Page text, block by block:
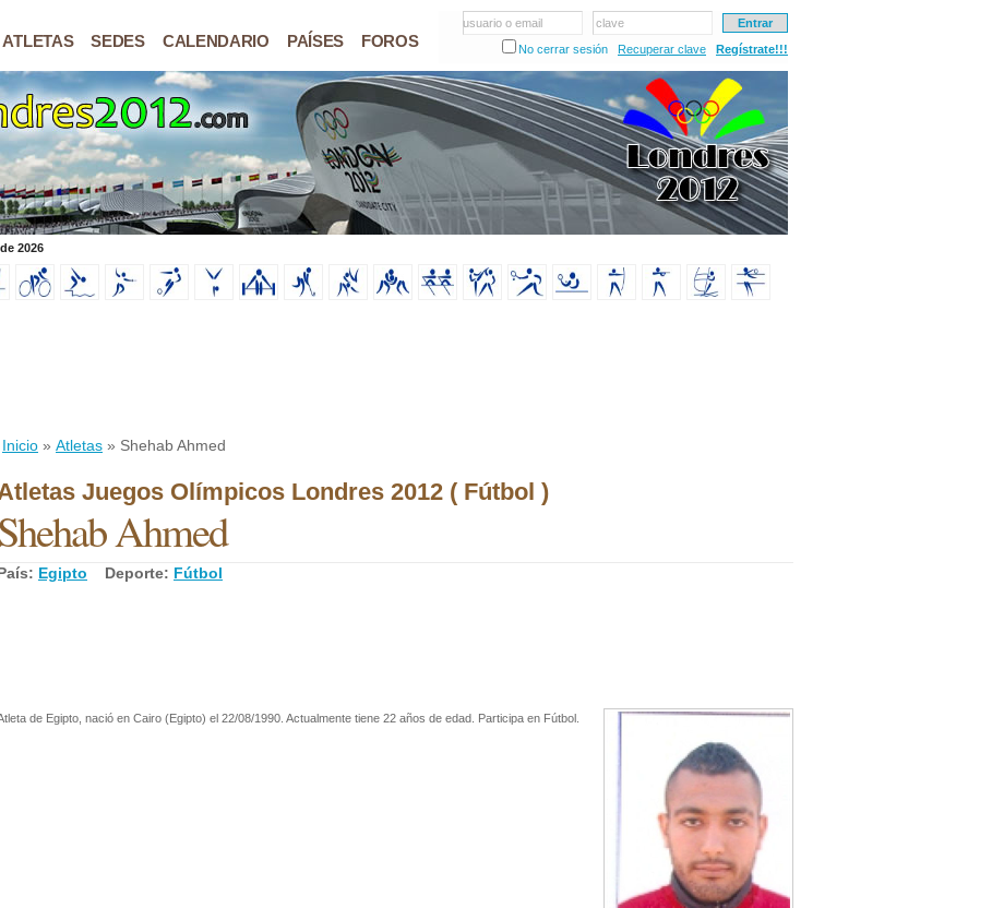
ATLETAS SEDES CALENDARIO PAÍSES FOROS
usuario o email
clave
No cerrar sesión
Recuperar clave Regístrate!!!
2026
Inicio » Atletas » Shehab Ahmed
Juegos Olímpicos Londres 2012 ( Fútbol )
Ahmed
Egipto Deporte: Fútbol
de Egipto, nació en Cairo (Egipto) el 22/08/1990. Actualmente tiene 22 años de edad. Participa en Fútbol.